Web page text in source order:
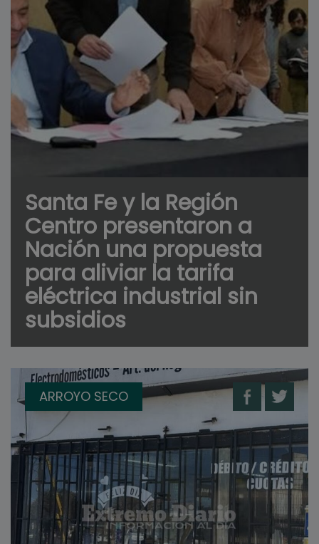
Santa Fe y la Región
Centro presentaron a
Nación una propuesta
para aliviar la tarifa
eléctrica industrial sin
subsidios
ARROYO SECO